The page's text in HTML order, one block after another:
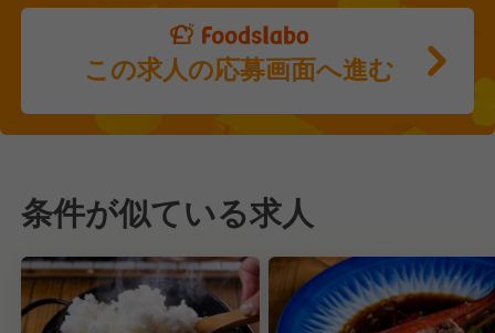
この求人の応募画面へ進む
条件が似ている求人